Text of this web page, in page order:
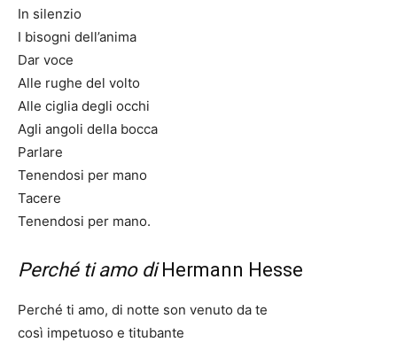
In silenzio
I bisogni dell’anima
Dar voce
Alle rughe del volto
Alle ciglia degli occhi
Agli angoli della bocca
Parlare
Tenendosi per mano
Tacere
Tenendosi per mano.
Perché ti amo diHermann Hesse
Perché ti amo, di notte son venuto da te
così impetuoso e titubante